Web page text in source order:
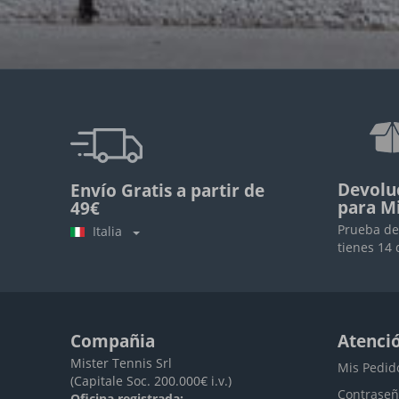
Envío Gratis a partir de
49€
Italia
para
Prueba
tienes 14
Compañia
Mister Tennis Srl
(Capitale Soc. 200.000€ i.v.)
Mis